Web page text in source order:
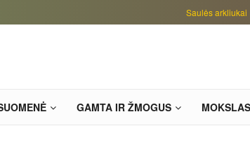
Saulės arkliukai
GAMTA IR ŽMOGUS MOKSLAS